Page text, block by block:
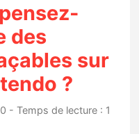
des
sur
?
- Temps de lecture : 1